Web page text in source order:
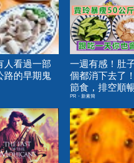
人看過一部
路的早期鬼
一週有感！肚
個都消下去了
節食，排空順
夠
PR・新素簡